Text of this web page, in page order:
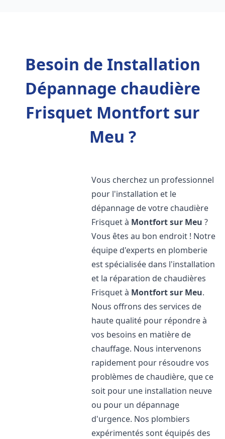
Besoin de Installation
Dépannage chaudière
Frisquet Montfort sur
Meu ?
Vous cherchez un professionnel
pour l'installation et le
dépannage de votre chaudière
Frisquet à Montfort sur Meu ?
Vous êtes au bon endroit ! Notre
équipe d'experts en plomberie
est spécialisée dans l'installation
et la réparation de chaudières
Frisquet à Montfort sur Meu.
Nous offrons des services de
haute qualité pour répondre à
vos besoins en matière de
chauffage. Nous intervenons
rapidement pour résoudre vos
problèmes de chaudière, que ce
soit pour une installation neuve
ou pour un dépannage
d'urgence. Nos plombiers
expérimentés sont équipés des